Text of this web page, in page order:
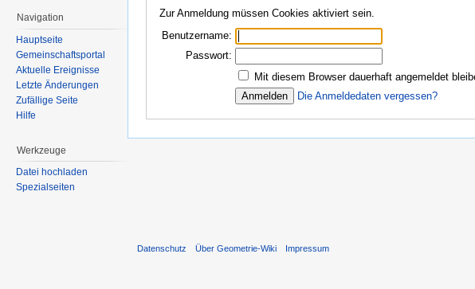
Zur Anmeldung müssen Cookies aktiviert sein.
Benutzername:
Passwort:
Mit diesem Browser dauerhaft angemeldet
Die Anmeldedaten vergessen?
Navigation
Hauptseite
Gemeinschaftsportal
Aktuelle Ereignisse
Letzte Änderungen
Zufällige Seite
Hilfe
Werkzeuge
Datei hochladen
Spezialseiten
Datenschutz Über Geometrie-Wiki Impressum